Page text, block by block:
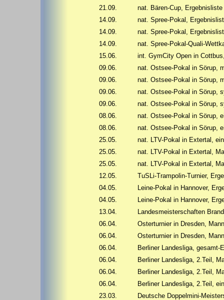
21.09.
nat. Bären-Cup,
14.09.
nat. Spree-Pokal,
14.09.
nat. Spree-Pokal,
14.09.
nat. Spree-Pokal-Quali-
15.06.
int. GymCity Open in
09.06.
nat. Ostsee-Pokal in Sörup,
09.06.
nat. Ostsee-Pokal in Sörup,
09.06.
nat. Ostsee-Pokal in Sörup,
09.06.
nat. Ostsee-Pokal in Sörup,
08.06.
nat. Ostsee-Pokal in Sörup,
08.06.
nat. Ostsee-Pokal in Sörup,
25.05.
nat. LTV-Pokal in Extertal,
25.05.
nat. LTV-Pokal in Extertal,
25.05.
nat. LTV-Pokal in Extertal,
12.05.
TuSLi-Trampolin-Turnier,
04.05.
Leine-Pokal in Hannover,
04.05.
Leine-Pokal in Hannover,
13.04.
Landesmeisterschaften
06.04.
Osterturnier in Dresden,
06.04.
Osterturnier in Dresden,
06.04.
Berliner Landesliga, gesamt-
06.04.
Berliner Landesliga, 2.Teil,
06.04.
Berliner Landesliga, 2.Teil,
06.04.
Berliner Landesliga, 2.Teil,
23.03.
Deutsche Doppelmini-